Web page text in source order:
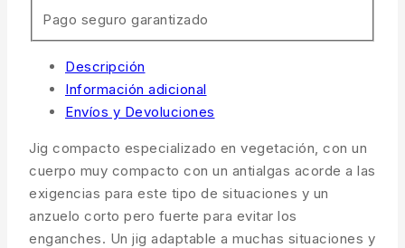
Pago seguro garantizado
Descripción
Información adicional
Envíos y Devoluciones
Jig compacto especializado en vegetación, con un
cuerpo muy compacto con un antialgas acorde a las
exigencias para este tipo de situaciones y un
anzuelo corto pero fuerte para evitar los
enganches. Un jig adaptable a muchas situaciones y